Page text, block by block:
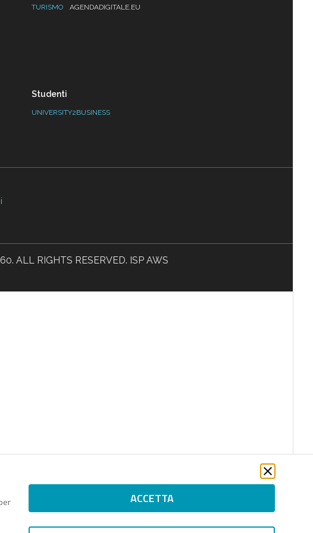
ACCETTA
TURISMO
AGENDADIGITALE.EU
Studenti
UNIVERSITY2BUSINESS
ALL RIGHTS RESERVED. ISP AWS